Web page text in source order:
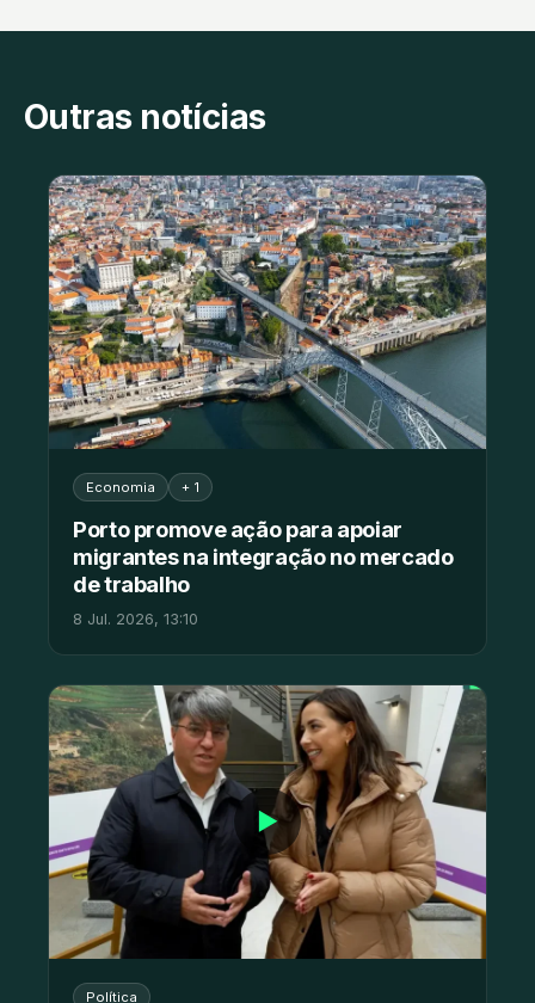
Outras notícias
Economia + 1
Porto promove ação para apoiar
migrantes na integração no mercado
de trabalho
8 Jul. 2026, 13:10
▶
Política